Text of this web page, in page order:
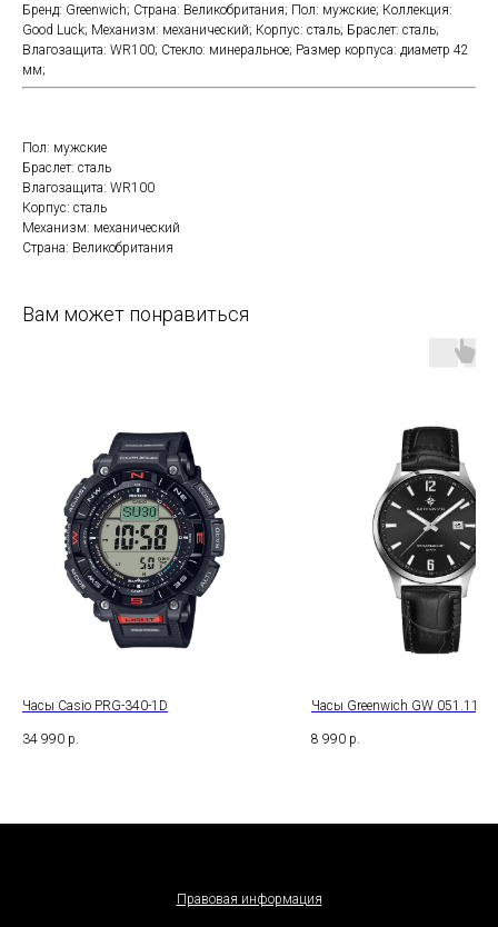
Бренд: Greenwich; Страна: Великобритания; Пол: мужские; Коллекция:
Good Luck; Механизм: механический; Корпус: сталь; Браслет: сталь;
Влагозащита: WR100; Стекло: минеральное; Размер корпуса: диаметр 42
мм;
Пол: мужские
Браслет: сталь
Влагозащита: WR100
Корпус: сталь
Механизм: механический
Страна: Великобритания
Вам может понравиться
Часы Casio PRG-340-1D
34 990 р.
Часы Greenwich GW 051.11.31
8 990 р.
Правовая информация